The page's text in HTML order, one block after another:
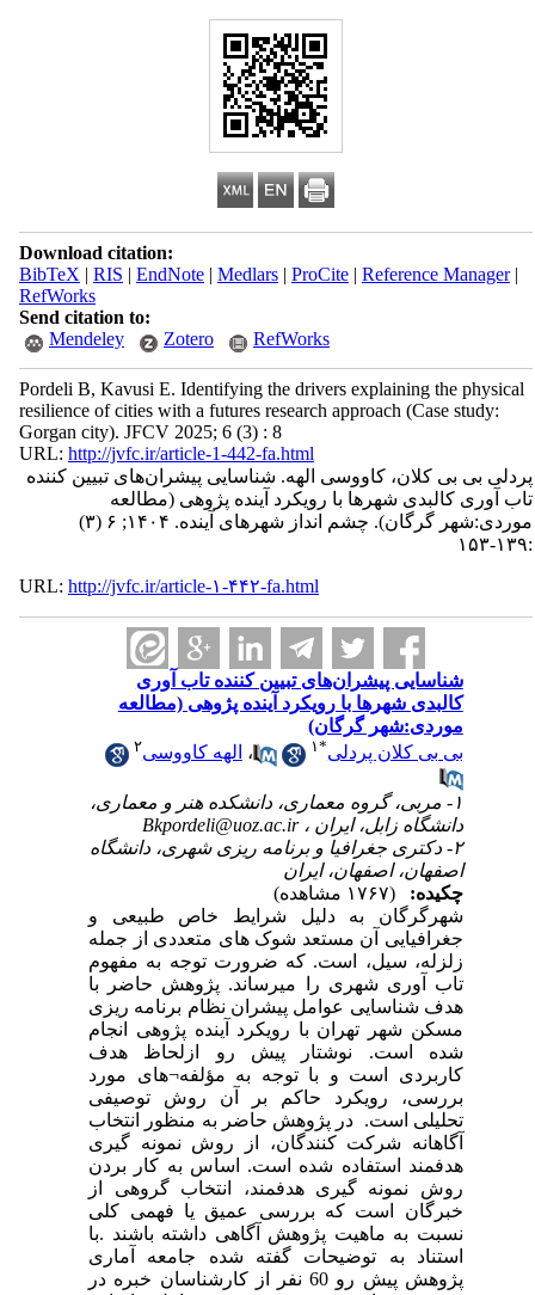
Download citation:
BibTeX | RIS | EndNote| Medlars| ProCite| Reference Manager|
RefWorks
Send citation to:
Mendeley
Zotero RefWorks
Pordeli B, Kavusi E. Identifying the drivers explaining the physical
resilience of cities with a futures research approach (Case study:
Gorgan city). JFCV 2025; 6 (3) : 8
URL: http://jvfc.ir/article-1-442-fa.html
پردلی بی بی کلان، کاووسی الهه. شناسایی پیشران‌های تبیین کننده
تاب آوری کالبدی شهرها با رویکرد آینده پژوهی (مطالعه
موردی:شهر گرگان). چشم انداز شهرهای آینده. ۱۴۰۴; ۶ (۳)
:۱۳۹-۱۵۳
URL: http://jvfc.ir/article-۱-۴۴۲-fa.html
شناسایی پیشران‌های تبیین کننده تاب آوری
کالبدی شهرها با رویکرد آینده پژوهی (مطالعه
موردی:شهر گرگان)
بی بی کلان پردلی*۱ ، الهه کاووسی۲
۱- مربی، گروه معماری، دانشکده هنر و معماری،
دانشگاه زابل، ایران ،Bkpordeli@uoz.ac.ir
۲- دکتری جغرافیا و برنامه ریزی شهری، دانشگاه
اصفهان، اصفهان، ایران
چکیده:
(۱۷۶۷ مشاهده)
شهرگرگان به دلیل شرایط خاص طبیعی و
جغرافیایی آن مستعد شوک های متعددی از جمله
زلزله، سیل، است. که ضرورت توجه به مفهوم
تاب آوری شهری را می­رساند. پژوهش حاضر با
هدف شناسایی عوامل پیشران نظام برنامه ریزی
مسکن شهر تهران با رویکرد آینده پژوهی انجام
شده است. نوشتار پیش رو ازلحاظ هدف
کاربردی است و با توجه به مؤلفه¬های مورد
بررسی، رویکرد حاکم بر آن روش توصیفی
تحلیلی است. در پژوهش حاضر به منظور انتخاب
آگاهانه شرکت کنندگان، از روش نمونه گیری
هدفمند استفاده شده است. اساس به کار بردن
روش نمونه گیری هدفمند، انتخاب گروهی از
خبرگان است که بررسی عمیق یا فهمی کلی
نسبت به ماهیت پژوهش آگاهی داشته باشند .با
استناد به توضیحات گفته شده جامعه آماری
پژوهش پیش رو 60 نفر از کارشناسان خبره در